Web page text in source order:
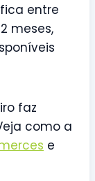
entre
meses,
faz
como a
e